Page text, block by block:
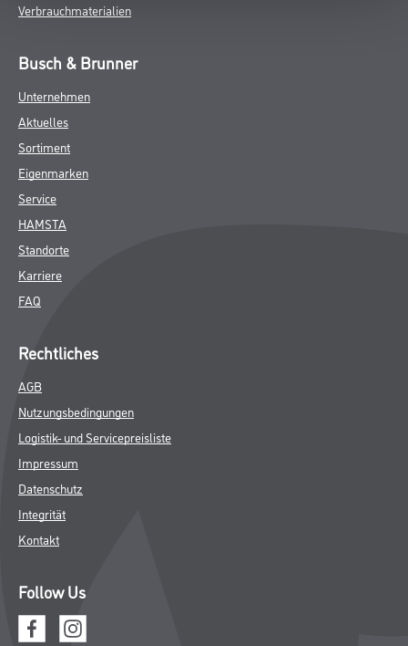
Verbrauchmaterialien
Busch & Brunner
Unternehmen
Aktuelles
Sortiment
Eigenmarken
Service
HAMSTA
Standorte
Karriere
FAQ
Rechtliches
AGB
Nutzungsbedingungen
Logistik- und Servicepreisliste
Impressum
Datenschutz
Integrität
Kontakt
Follow Us